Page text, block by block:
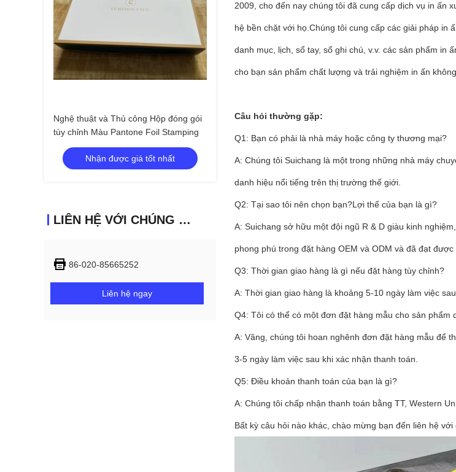
Nghệ thuật và Thủ công Hộp đóng gói
tùy chỉnh Màu Pantone Foil Stamping
Nhận được giá tốt nhất
LIÊN HỆ VỚI CHÚNG TÔI
86-020-85665252
Liên hệ ngay
2009, cho đến nay chúng tôi đã cung cấp dịch vụ in ấn
hệ bền chặt với họ.Chúng tôi cung cấp các giải pháp in
danh mục, lịch, sổ tay, sổ ghi chú, v.v. các sản phẩm in
cho bạn sản phẩm chất lượng và trải nghiệm in ấn
Câu hỏi thường gặp:
Q1: Bạn có phải là nhà máy hoặc công ty thương mại?
A: Chúng tôi Suichang là một trong những nhà máy
danh hiệu nổi tiếng trên thị trường thế giới.
Q2: Tại sao tôi nên chọn bạn?Lợi thế của bạn là gì?
A: Suichang sở hữu một đội ngũ R & D giàu kinh
phong phú trong đặt hàng OEM và ODM và đã đạt
Q3: Thời gian giao hàng là gì nếu đặt hàng tùy chỉnh?
A: Thời gian giao hàng là khoảng 5-10 ngày làm việc
Q4: Tôi có thể có một đơn đặt hàng mẫu cho sản phẩm
A: Vâng, chúng tôi hoan nghênh đơn đặt hàng mẫu để
3-5 ngày làm việc sau khi xác nhận thanh toán.
Q5: Điều khoản thanh toán của bạn là gì?
A: Chúng tôi chấp nhận thanh toán bằng TT, Western
Bất kỳ câu hỏi nào khác, chào mừng bạn đến liên hệ